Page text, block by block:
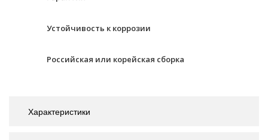
Устойчивость к коррозии
Российская или корейская сборка
Характеристики